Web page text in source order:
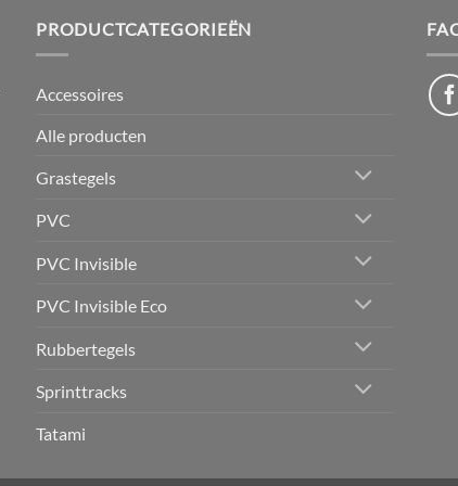
PRODUCTCATEGORIEËN
Accessoires
Alle producten
Grastegels
PVC
PVC Invisible
PVC Invisible Eco
Rubbertegels
Sprinttracks
Tatami